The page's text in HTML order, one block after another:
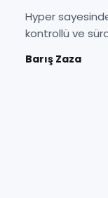
Hyper ile e-
markam güçlü
Gürkan KURNAZ